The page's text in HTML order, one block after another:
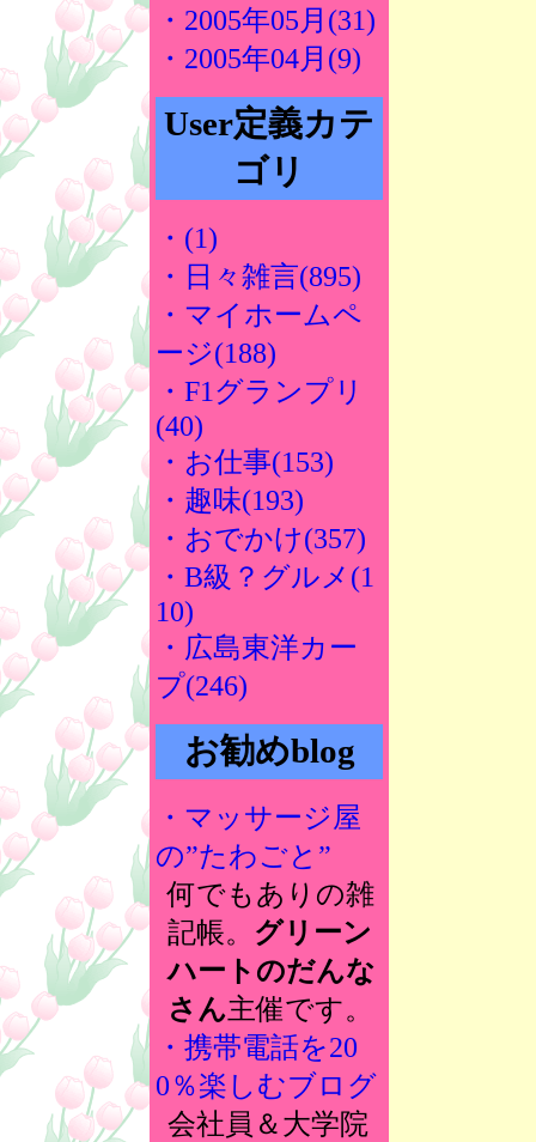
・2005年05月(31)
・2005年04月(9)
User定義カテ
ゴリ
・(1)
・日々雑言(895)
・マイホームペ
ージ(188)
・F1グランプリ
(40)
・お仕事(153)
・趣味(193)
・おでかけ(357)
・B級？グルメ(1
10)
・広島東洋カー
プ(246)
お勧めblog
・マッサージ屋
の”たわごと”
何でもありの雑
記帳。 グリーン
ハートのだんな
さん主催です。
・携帯電話を20
0％楽しむブログ
会社員＆大学院